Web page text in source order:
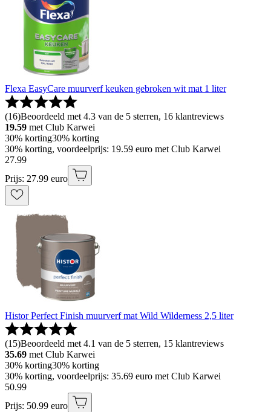
Flexa EasyCare muurverf keuken gebroken wit mat 1 liter
(16)Beoordeeld met 4.3 van de 5 sterren, 16 klantreviews
19.59 met Club Karwei
30% korting30% korting
30% korting, voordeelprijs: 19.59 euro met Club Karwei
27.99
Prijs: 27.99 euro
Histor Perfect Finish muurverf mat Wild Wilderness 2,5 liter
(15)Beoordeeld met 4.1 van de 5 sterren, 15 klantreviews
35.69 met Club Karwei
30% korting30% korting
30% korting, voordeelprijs: 35.69 euro met Club Karwei
50.99
Prijs: 50.99 euro